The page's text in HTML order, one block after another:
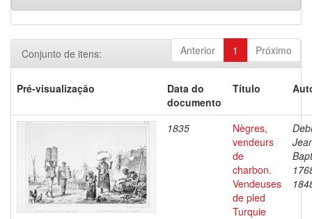
Anterior 1 Próximo
Conjunto de itens:
Pré-visualização
Data do
documento
Título
1835
Nègres,
vendeurs
de
charbon.
Vendeuses
de pled
Turquie